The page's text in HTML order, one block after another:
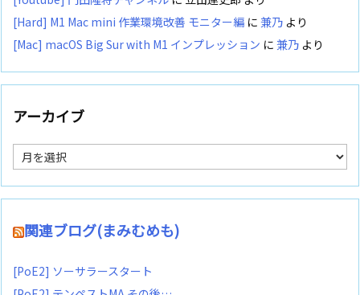
[Hard] M1 Mac mini 作業環境改善 モニター編 に 兼乃 より
[Mac] macOS Big Sur with M1 インプレッション に 兼乃 より
アーカイブ
ア
ー
カ
イ
関連ブログ(まみむめも)
[PoE2] ソーサラースタート